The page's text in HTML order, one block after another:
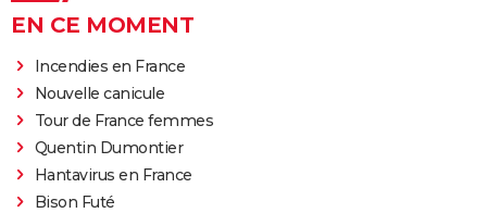
EN CE MOMENT
Incendies en France
Nouvelle canicule
Tour de France femmes
Quentin Dumontier
Hantavirus en France
Bison Futé